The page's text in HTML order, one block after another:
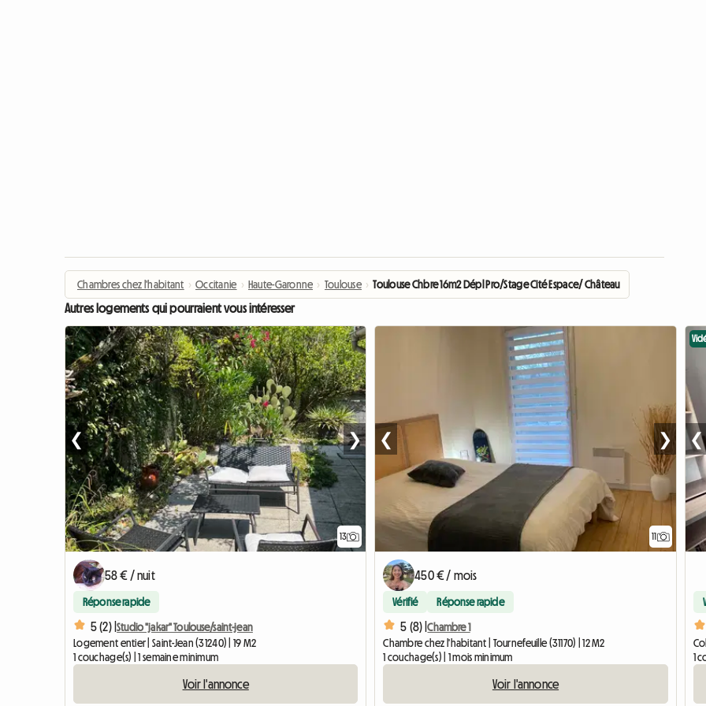
Chambres chez l'habitant › Occitanie › Haute-Garonne › Toulouse › Toulouse Chbre 16m2 Dépl Pro/Stage Cité Espace/ Château Hers
Autres logements qui pourraient vous intéresser
13
❮ ❯
58 € / nuit
Réponse rapide
5 (2) |Studio "jakar" Toulouse/saint-jean
Logement entier | Saint-Jean (31240) | 19 M2
1 couchage(s) | 1 semaine minimum
Voir l'annonce
11
❮ ❯
450 € / mois
Vérifié Réponse rapide
5 (8) |Chambre 1
Chambre chez l'habitant | Tournefeuille (31170) | 12 M2
1 couchage(s) | 1 mois minimum
Voir l'annonce
❮
1